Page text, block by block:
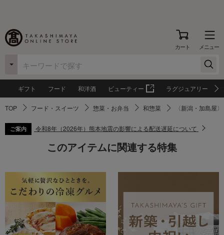
カート メニュー
ギフト フード 和洋酒 ビューティー ラグジュアリー
TOP フード・スイーツ 惣菜・お弁当 和惣菜 〈新潟・加島屋
ご案内 令和8年（2026年）熊本地震の影響による配送遅延について
このアイテムに関連する特集